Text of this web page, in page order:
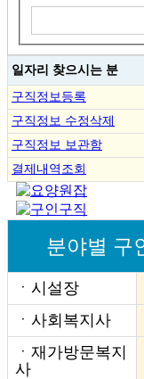
일자리 찾으시는 분
구직정보등록
구직정보 수정삭제
구직정보 보관함
결제내역조회
분야별 구
ㆍ 시설장
ㆍ 사회복지사
ㆍ 재가방문복지
사